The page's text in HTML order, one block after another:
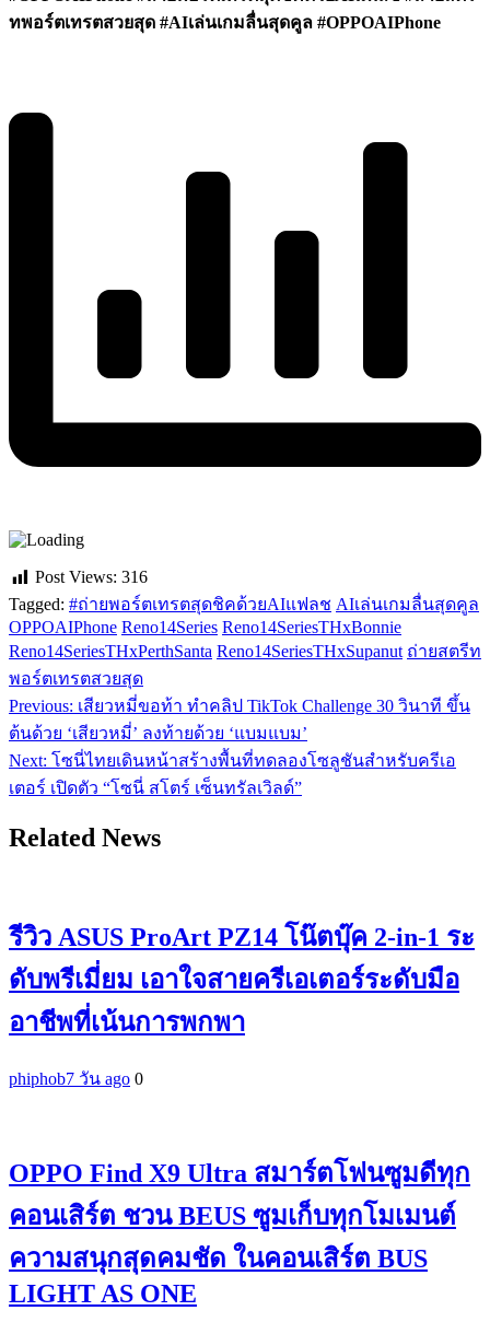
ทพอร์ตเทรตสวยสุด #AIเล่นเกมลื่นสุดคูล #OPPOAIPhone
Post Views: 316
Tagged: #ถ่ายพอร์ตเทรตสุดชิคด้วยAIแฟลช AIเล่นเกมลื่นสุดคูล
OPPOAIPhone Reno14Series Reno14SeriesTHxBonnie
Reno14SeriesTHxPerthSanta Reno14SeriesTHxSupanut ถ่ายสตรีท
พอร์ตเทรตสวยสุด
แนะแนว
เรื่อง
Previous: เสียวหมี่ขอท้า ทำคลิป TikTok Challenge 30 วินาที ขึ้น
ต้นด้วย ‘เสียวหมี่’ ลงท้ายด้วย ‘แบมแบม’
Next: โซนี่ไทยเดินหน้าสร้างพื้นที่ทดลองโซลูชันสำหรับครีเอ
เตอร์ เปิดตัว “โซนี่ สโตร์ เซ็นทรัลเวิลด์”
Related News
รีวิว ASUS ProArt PZ14 โน๊ตบุ๊ค 2-in-1 ระ
ดับพรีเมี่ยม เอาใจสายครีเอเตอร์ระดับมือ
อาชีพที่เน้นการพกพา
phiphob7 วัน ago 0
OPPO Find X9 Ultra สมาร์ตโฟนซูมดีทุก
คอนเสิร์ต ชวน BEUS ซูมเก็บทุกโมเมนต์
ความสนุกสุดคมชัด ในคอนเสิร์ต BUS
LIGHT AS ONE